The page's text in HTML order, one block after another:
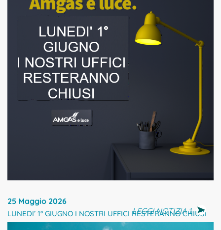
25 Maggio 2026
LUNEDI’ 1° GIUGNO I NOSTRI UFFICI RESTERANNO CHIUSI
LEGGI NOTIZIA 1